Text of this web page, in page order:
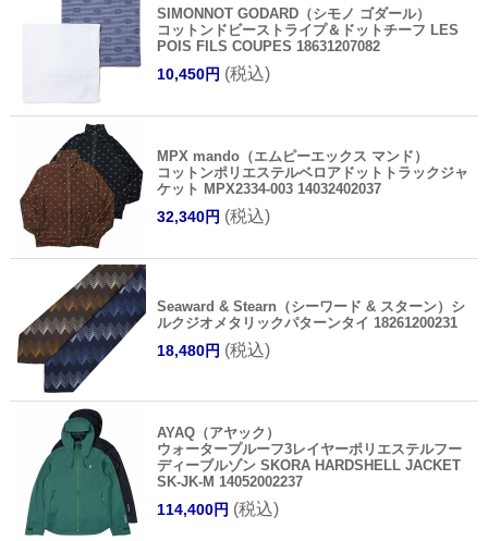
SIMONNOT GODARD（シモノ ゴダール）
コットンドビーストライプ＆ドットチーフ LES
POIS FILS COUPES 18631207082
10,450円 (税込)
MPX mando（エムピーエックス マンド）
コットンポリエステルベロアドットトラックジャ
ケット MPX2334-003 14032402037
32,340円 (税込)
Seaward & Stearn（シーワード & スターン）シ
ルクジオメタリックパターンタイ 18261200231
18,480円 (税込)
AYAQ（アヤック）
ウォータープルーフ3レイヤーポリエステルフー
ディーブルゾン SKORA HARDSHELL JACKET
SK-JK-M 14052002237
114,400円 (税込)